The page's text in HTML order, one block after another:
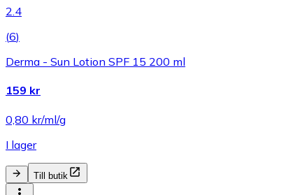
2.4
(6)
Derma - Sun Lotion SPF 15 200 ml
159 kr
0,80 kr/ml/g
I lager
Till butik